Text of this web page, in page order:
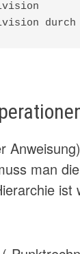
man
ist